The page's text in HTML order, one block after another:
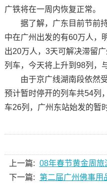
广铁将在一周内恢复正常。
据了解，广东目前节前持
中在广州出发的有60万人，
出20万人，3天可解决滞留
列车，今天将上升到98列，
由于京广线湖南段依然受
预计暂时停开的列车共54列
车26列，广州东站始发的暂
上一篇: 08年春节黄金周旅
下一篇:
第二届广州佛事用